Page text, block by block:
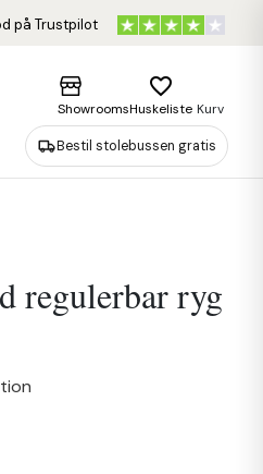
på Trustpilot
ShowroomsHuskeliste
favorite_border
Kurv
Bestil stolebussen gratis
regulerbar ryg